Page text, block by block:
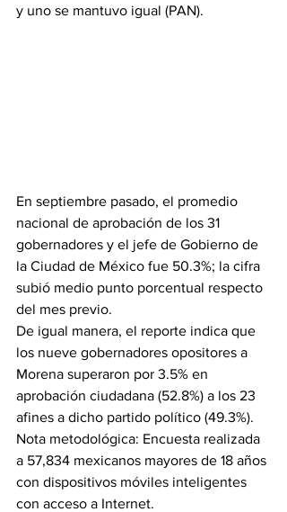
y uno se mantuvo igual (PAN).
En septiembre pasado, el promedio
nacional de aprobación de los 31
gobernadores y el jefe de Gobierno de
la Ciudad de México fue 50.3%; la cifra
subió medio punto porcentual respecto
del mes previo.
De igual manera, el reporte indica que
los nueve gobernadores opositores a
Morena superaron por 3.5% en
aprobación ciudadana (52.8%) a los 23
afines a dicho partido político (49.3%).
Nota metodológica: Encuesta realizada
a 57,834 mexicanos mayores de 18 años
con dispositivos móviles inteligentes
con acceso a Internet.